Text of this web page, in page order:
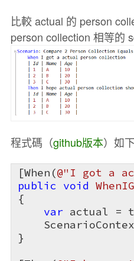
比較 actual 的 person
person collection 相等的
程式碼（github版本）如
[When(@"I got a
public
void
{
var actual =
}